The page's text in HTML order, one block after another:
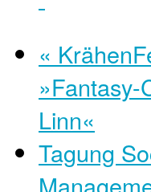
«
»Fantasy-
Linn«
Tagung